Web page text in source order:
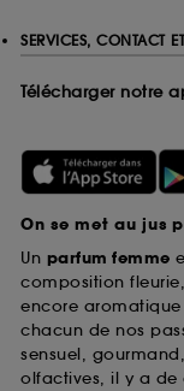
SERVICES, CONTACT
Télécharger notre
On se met au jus
Un parfum femme
composition
encore
chacun de nos
sensuel,
olfactives, il y a de